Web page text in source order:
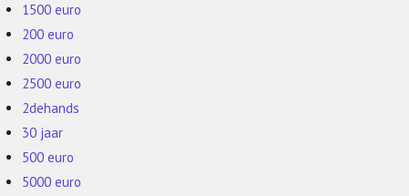
1500 euro
200 euro
2000 euro
2500 euro
2dehands
30 jaar
500 euro
5000 euro